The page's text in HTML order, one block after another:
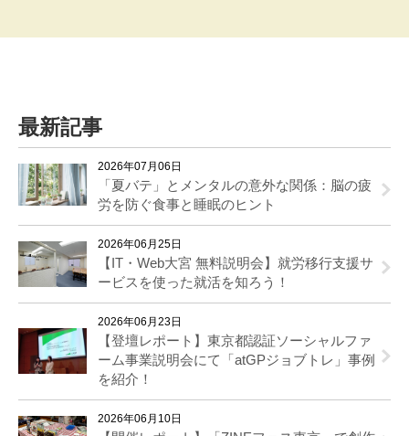
最新記事
2026年07月06日
「夏バテ」とメンタルの意外な関係：脳の疲
労を防ぐ食事と睡眠のヒント
2026年06月25日
【IT・Web大宮 無料説明会】就労移行支援サ
ービスを使った就活を知ろう！
2026年06月23日
【登壇レポート】東京都認証ソーシャルファ
ーム事業説明会にて「atGPジョブトレ」事例
を紹介！
2026年06月10日